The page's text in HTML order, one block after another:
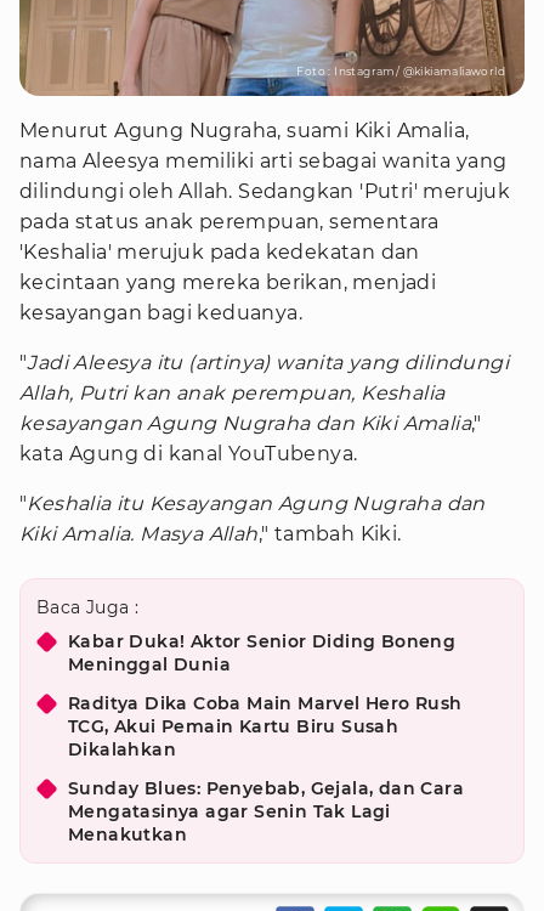
Foto : Instagram/ @kikiamaliaworld
Menurut Agung Nugraha, suami Kiki Amalia,
nama Aleesya memiliki arti sebagai wanita yang
dilindungi oleh Allah. Sedangkan 'Putri' merujuk
pada status anak perempuan, sementara
'Keshalia' merujuk pada kedekatan dan
kecintaan yang mereka berikan, menjadi
kesayangan bagi keduanya.
"Jadi Aleesya itu (artinya) wanita yang dilindungi
Allah, Putri kan anak perempuan, Keshalia
kesayangan Agung Nugraha dan Kiki Amalia,"
kata Agung di kanal YouTubenya.
"Keshalia itu Kesayangan Agung Nugraha dan
Kiki Amalia. Masya Allah," tambah Kiki.
Baca Juga :
Kabar Duka! Aktor Senior Diding Boneng
Meninggal Dunia
Raditya Dika Coba Main Marvel Hero Rush
TCG, Akui Pemain Kartu Biru Susah
Dikalahkan
Sunday Blues: Penyebab, Gejala, dan Cara
Mengatasinya agar Senin Tak Lagi
Menakutkan